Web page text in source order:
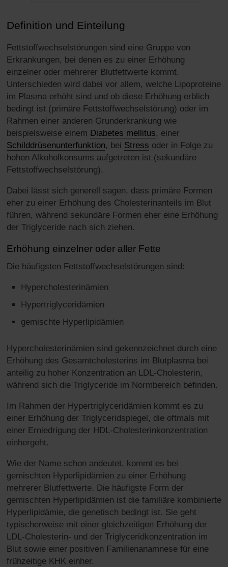
Definition und Einteilung
Fettstoffwechselstörungen sind eine Gruppe von
Erkrankungen, bei denen es zu einer Erhöhung
einzelner oder mehrerer Blutfettwerte kommt.
Unterschieden wird dabei vor allem, welche Lipoproteine
im Plasma erhöht sind und ob diese Erhöhung erblich
bedingt ist (primäre Fettstoffwechselstörung) oder im
Rahmen einer anderen Grunderkrankung wie
beispielsweise einem Diabetes mellitus, einer
Schilddrüsenunterfunktion, bei Stress oder in Folge zu
hohen Alkoholkonsums aufgetreten ist (sekundäre
Fettstoffwechselstörung).
Dabei lässt sich generell sagen, dass primäre Formen
eher zu einer Erhöhung des Cholesterinanteils im Blut
führen, während sekundäre Formen eher eine Erhöhung
der Triglyceride nach sich ziehen.
Erhöhung einzelner oder aller Fette
Die häufigsten Fettstoffwechselstörungen sind:
Hypercholesterinämien
Hypertriglyceridämien
gemischte Hyperlipidämien
Hypercholesterinämien sind gekennzeichnet durch eine
Erhöhung des Gesamtcholesterins im Blutplasma bei
anteilig zu hoher Konzentration an LDL-Cholesterin,
während sich die Triglyceride im Normbereich befinden.
Im Rahmen der Hypertriglyceridämien kommt es zu
einer Erhöhung der Triglyceridspiegel, die oftmals mit
einer Erniedrigung der HDL-Cholesterinkonzentration
einhergeht.
Wie der Name schon andeutet, kommt es bei
gemischten Hyperlipidämien zu einer Erhöhung
mehrerer Blutfettwerte. Die häufigste Form der
gemischten Hyperlipidämien ist die familiäre kombinierte
Hyperlipidämie, die genetisch bedingt ist. Sie geht
typischerweise mit einer gleichzeitigen Erhöhung der
LDL-Cholesterin- und der Triglyceridkonzentration im
Blut sowie einer positiven Familienanamnese für eine
frühzeitige KHK einher.